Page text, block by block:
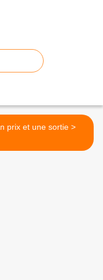
Un prix et une sortie >